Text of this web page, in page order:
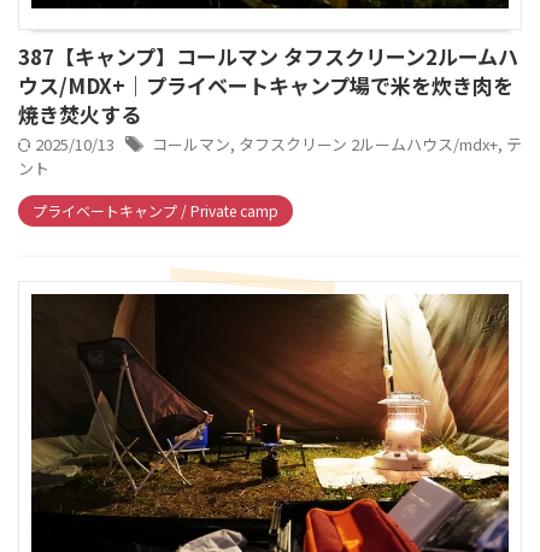
387【キャンプ】コールマン タフスクリーン2ルームハ
ウス/MDX+｜プライベートキャンプ場で米を炊き肉を
焼き焚火する
2025/10/13 コールマン, タフスクリーン 2ルームハウス/mdx+, テ
ント
プライベートキャンプ / Private camp